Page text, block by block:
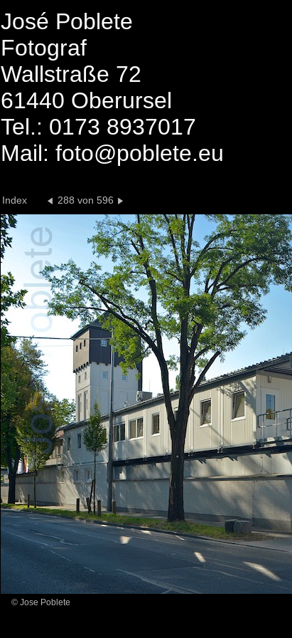
José Poblete
Fotograf
Wallstraße 72
61440 Oberursel
Tel.: 0173 8937017
Mail: foto@poblete.eu
Index 288 von 596
© Jose Poblete